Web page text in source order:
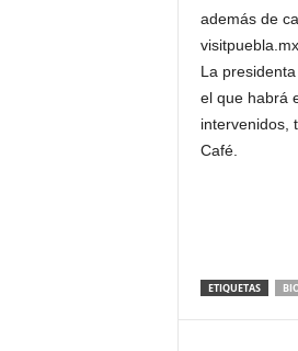
además de
La
el que habrá
intervenidos,
Café.
ETIQUETAS